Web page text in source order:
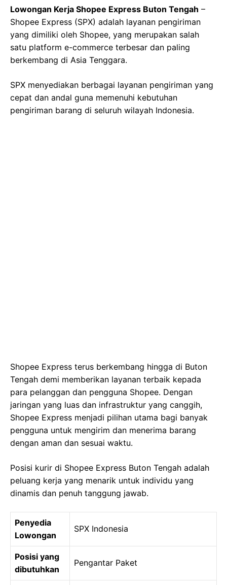
Lowongan Kerja Shopee Express Buton Tengah –
Shopee Express (SPX) adalah layanan pengiriman
yang dimiliki oleh Shopee, yang merupakan salah
satu platform e-commerce terbesar dan paling
berkembang di Asia Tenggara.
SPX menyediakan berbagai layanan pengiriman yang
cepat dan andal guna memenuhi kebutuhan
pengiriman barang di seluruh wilayah Indonesia.
Shopee Express terus berkembang hingga di Buton
Tengah demi memberikan layanan terbaik kepada
para pelanggan dan pengguna Shopee. Dengan
jaringan yang luas dan infrastruktur yang canggih,
Shopee Express menjadi pilihan utama bagi banyak
pengguna untuk mengirim dan menerima barang
dengan aman dan sesuai waktu.
Posisi kurir di Shopee Express Buton Tengah adalah
peluang kerja yang menarik untuk individu yang
dinamis dan penuh tanggung jawab.
Penyedia
Lowongan
SPX Indonesia
Posisi yang
dibutuhkan
Pengantar Paket